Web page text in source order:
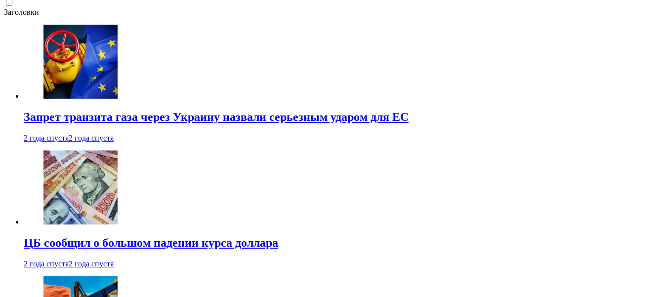
Заголовки
Запрет транзита газа через Украину назвали серьезным ударом для ЕС
2 года спустя2 года спустя
ЦБ сообщил о большом падении курса доллара
2 года спустя2 года спустя